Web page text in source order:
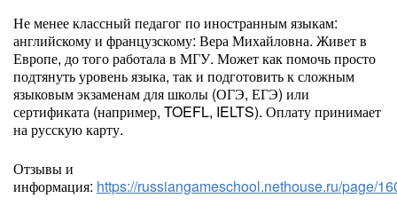
Не менее классный педагог по иностранным языкам:
английскому и французскому: Вера Михайловна. Живет в
Европе, до того работала в МГУ. Может как помочь просто
подтянуть уровень языка, так и подготовить к сложным
языковым экзаменам для школы (ОГЭ, ЕГЭ) или
сертификата (например, TOEFL, IELTS). Оплату принимает
на русскую карту.
Отзывы и
информация: https://russiangameschool.nethouse.ru/page/